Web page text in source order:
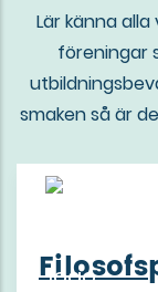
Lär känna
föreningar
smaken så är